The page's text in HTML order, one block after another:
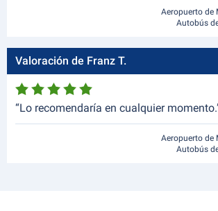
Aeropuerto de
Autobús
Valoración de Franz T.
“Lo recomendaría en cualquier
Aeropuerto de
Autobús